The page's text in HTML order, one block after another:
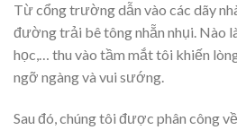
Từ cổng trường dẫn vào các dãy
đường trải bê tông nhẵn nhụi. Nào
học,… thu vào tầm mắt tôi khiến
ngỡ ngàng và vui sướng.
Sau đó, chúng tôi được phân công